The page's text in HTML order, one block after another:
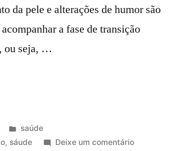
da pele e alterações de humor são
a fase de transição
ou seja, …
saúde
, sáude Deixe um comentário